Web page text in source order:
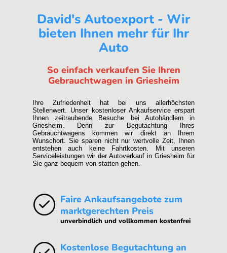
David's Autoexport - Wir
bieten Ihnen mehr für Ihr
Auto
So einfach verkaufen Sie Ihren
Gebrauchtwagen in Griesheim
Ihre Zufriedenheit hat bei uns allerhöchsten
Stellenwert. Unser kostenloser Ankaufservice erspart
Ihnen zeitraubende Besuche bei Autohändlern in
Griesheim. Denn zur Begutachtung Ihres
Gebrauchtwagens kommen wir direkt an Ihrem
Wunschort. Sie sparen nicht nur wertvolle Zeit, Ihnen
entstehen auch keine Fahrtkosten. Mit unseren
Serviceleistungen wir der Autoverkauf in Griesheim für
Sie ganz bequem von statten gehen.
Faire Ankaufsangebote zum
marktgerechten Preis
unverbindlich und vollkommen kostenfrei
Kostenlose Begutachtung an